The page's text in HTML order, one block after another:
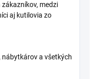
medzi
aj kutilovia zo
a všetkých